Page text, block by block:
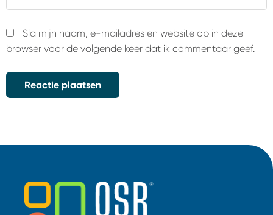
Sla mijn naam, e-mailadres en website op in deze
browser voor de volgende keer dat ik commentaar geef.